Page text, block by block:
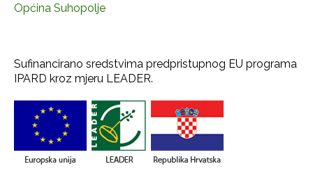
Općina Suhopolje
Sufinancirano sredstvima predpristupnog EU programa
IPARD kroz mjeru LEADER.